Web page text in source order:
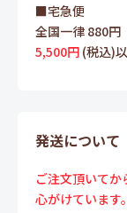
■宅急便
全国一律 880円
5,500円 (税込)
発送について
ご注文頂いて
心がけています。